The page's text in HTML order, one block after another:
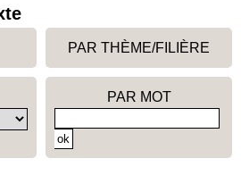
PAR THÈME/FILIÈRE
PAR MOT